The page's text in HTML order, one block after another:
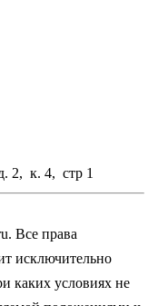
2, к. 4, стр 1
Все права
исключительно
каких условиях не